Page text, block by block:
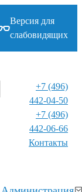
Версия для
слабовидящих
+7 (496)
442-04-50
+7 (496)
442-06-66
Контакты⁠